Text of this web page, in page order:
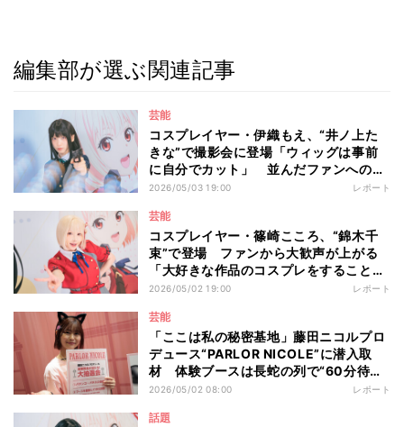
編集部が選ぶ関連記事
芸能
コスプレイヤー・伊織もえ、“井ノ上た
きな”で撮影会に登場「ウィッグは事前
に自分でカット」 並んだファンへの神
対応も
2026/05/03 19:00 レポート
芸能
コスプレイヤー・篠崎こころ、“錦木千
束”で登場 ファンから大歓声が上がる
「大好きな作品のコスプレをすることが
できて、とても嬉しかった」
2026/05/02 19:00 レポート
芸能
「ここは私の秘密基地」藤田ニコルプロ
デュース“PARLOR NICOLE”に潜入取
材 体験ブースは長蛇の列で“60分待
ち”も
2026/05/02 08:00 レポート
話題